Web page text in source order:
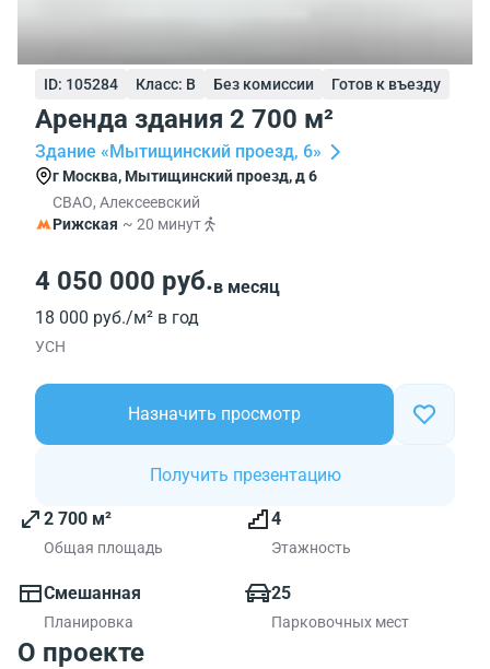
ID: 105284 Класс: B Без комиссии Готов к въезду
Аренда здания 2 700 м²
Здание «Мытищинский проезд, 6»
г Москва, Мытищинский проезд, д 6
СВАО, Алексеевский
Рижская ~ 20 минут
4 050 000 руб.в месяц
18 000 руб./м² в год
УСН
Назначить просмотр
Получить презентацию
2 700 м²
Общая площадь
4
Этажность
Смешанная
Планировка
25
Парковочных мест
О проекте